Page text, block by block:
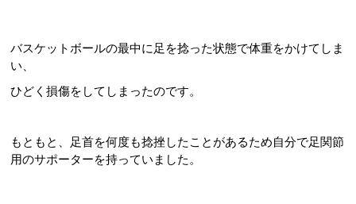
バスケットボールの最中に足を捻った状態で体重をかけてしま
い、
ひどく損傷をしてしまったのです。
もともと、足首を何度も捻挫したことがあるため自分で足関節
用のサポーターを持っていました。